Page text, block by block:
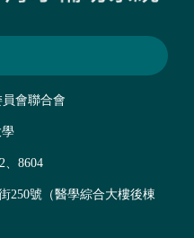
會聯合會
、8604
250號（醫學綜合大樓後棟